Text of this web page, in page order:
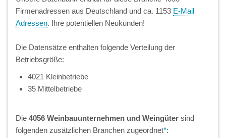
Firmenadressen aus Deutschland und ca. 1153 E-Mail
Adressen. Ihre potentiellen Neukunden!
Die Datensätze enthalten folgende Verteilung der
Betriebsgröße:
4021 Kleinbetriebe
35 Mittelbetriebe
Die 4056 Weinbauunternehmen und Weingüter sind
folgenden zusätzlichen Branchen zugeordnet*: